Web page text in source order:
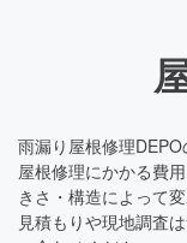
雨漏り屋根修理DEPO
屋根修理にかかる費
きさ・構造によって変
見積もりや現地調査